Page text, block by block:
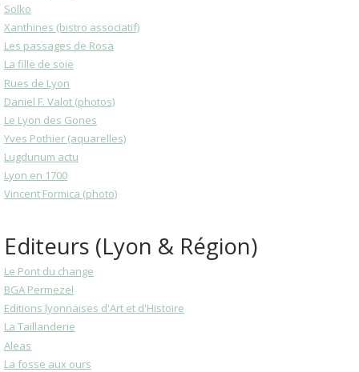
Solko
Xanthines (bistro associatif)
Les passages de Rosa
La fille de soie
Rues de Lyon
Daniel F. Valot (photos)
Le Lyon des Gones
Yves Pothier (aquarelles)
Lugdunum actu
Lyon en 1700
Vincent Formica (photo)
Editeurs (Lyon & Région)
Le Pont du change
BGA Permezel
Editions lyonnaises d'Art et d'Histoire
La Taillanderie
Aleas
La fosse aux ours